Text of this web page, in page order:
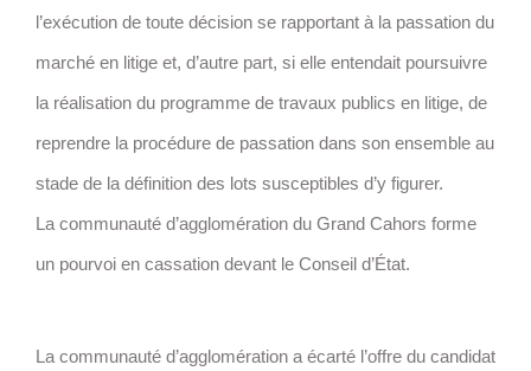
l’exécution de toute décision se rapportant à la passation du
marché en litige et, d’autre part, si elle entendait poursuivre
la réalisation du programme de travaux publics en litige, de
reprendre la procédure de passation dans son ensemble au
stade de la définition des lots susceptibles d’y figurer.
La communauté d’agglomération du Grand Cahors forme
un pourvoi en cassation devant le Conseil d’État.
La communauté d’agglomération a écarté l’offre du candidat